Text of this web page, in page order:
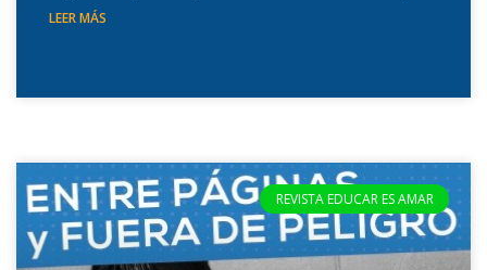
LEER MÁS
REVISTA EDUCAR ES AMAR